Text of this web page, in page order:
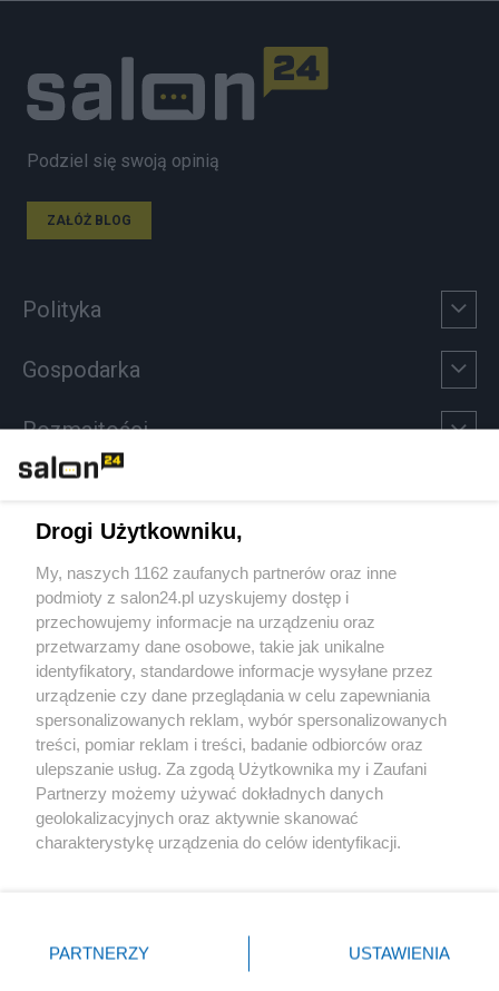
Podziel się swoją opinią
ZAŁÓŻ BLOG
Polityka
Gospodarka
Rozmaitości
Sport
Społeczeństwo
Kultura
X Facebook Instagram Youtube
Drogi Użytkowniku,
My, naszych 1162 zaufanych partnerów oraz inne
podmioty z salon24.pl uzyskujemy dostęp i
przechowujemy informacje na urządzeniu oraz
przetwarzamy dane osobowe, takie jak unikalne
identyfikatory, standardowe informacje wysyłane przez
urządzenie czy dane przeglądania w celu zapewniania
spersonalizowanych reklam, wybór spersonalizowanych
treści, pomiar reklam i treści, badanie odbiorców oraz
ulepszanie usług. Za zgodą Użytkownika my i Zaufani
Partnerzy możemy używać dokładnych danych
geolokalizacyjnych oraz aktywnie skanować
charakterystykę urządzenia do celów identyfikacji.
zmienić/wycofać klikając przycisk ustawień prywatności
znajdujący się w lewym dolnym rogu strony
PARTNERZY USTAWIENIA